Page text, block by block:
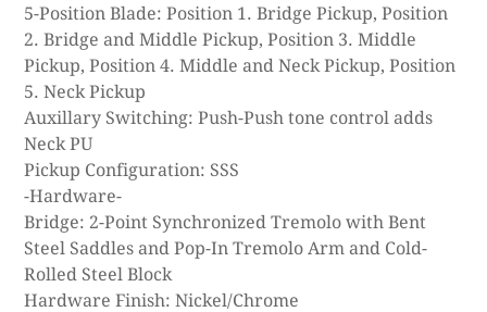
5-Position Blade: Position 1. Bridge Pickup, Position
2. Bridge and Middle Pickup, Position 3. Middle
Pickup, Position 4. Middle and Neck Pickup, Position
5. Neck Pickup
Auxillary Switching: Push-Push tone control adds
Neck PU
Pickup Configuration: SSS
-Hardware-
Bridge: 2-Point Synchronized Tremolo with Bent
Steel Saddles and Pop-In Tremolo Arm and Cold-
Rolled Steel Block
Hardware Finish: Nickel/Chrome